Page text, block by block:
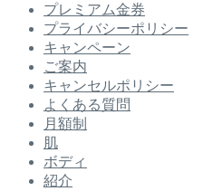
プレミアム金券
プライバシーポリシー
キャンペーン
ご案内
キャンセルポリシー
よくある質問
月額制
肌
ボディ
紹介